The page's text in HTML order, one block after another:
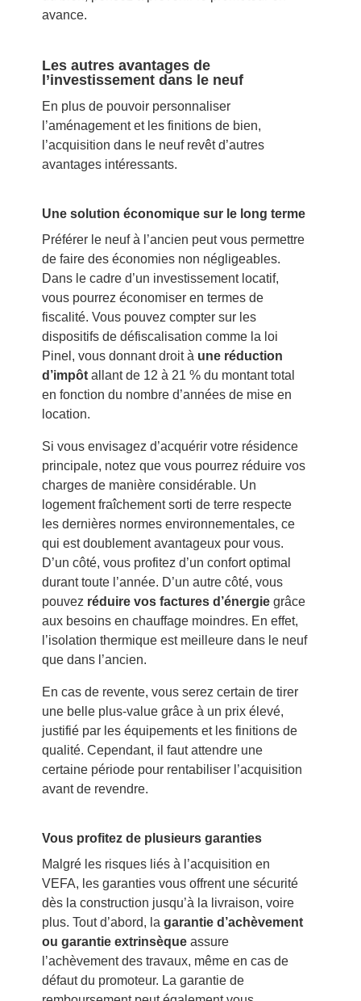
avance.
Les autres avantages de
l’investissement dans le neuf
En plus de pouvoir personnaliser
l’aménagement et les finitions de bien,
l’acquisition dans le neuf revêt d’autres
avantages intéressants.
Une solution économique sur le long terme
Préférer le neuf à l’ancien peut vous permettre
de faire des économies non négligeables.
Dans le cadre d’un investissement locatif,
vous pourrez économiser en termes de
fiscalité. Vous pouvez compter sur les
dispositifs de défiscalisation comme la loi
Pinel, vous donnant droit à une réduction
d’impôtallant de 12 à 21 % du montant total
en fonction du nombre d’années de mise en
location.
Si vous envisagez d’acquérir votre résidence
principale, notez que vous pourrez réduire vos
charges de manière considérable. Un
logement fraîchement sorti de terre respecte
les dernières normes environnementales, ce
qui est doublement avantageux pour vous.
D’un côté, vous profitez d’un confort optimal
durant toute l’année. D’un autre côté, vous
pouvez réduire vos factures d’énergiegrâce
aux besoins en chauffage moindres. En effet,
l’isolation thermique est meilleure dans le neuf
que dans l’ancien.
En cas de revente, vous serez certain de tirer
une belle plus-value grâce à un prix élevé,
justifié par les équipements et les finitions de
qualité. Cependant, il faut attendre une
certaine période pour rentabiliser l’acquisition
avant de revendre.
Vous profitez de plusieurs garanties
Malgré les risques liés à l’acquisition en
VEFA, les garanties vous offrent une sécurité
dès la construction jusqu’à la livraison, voire
plus. Tout d’abord, la garantie d’achèvement
ou garantie extrinsèqueassure
l’achèvement des travaux, même en cas de
défaut du promoteur. La garantie de